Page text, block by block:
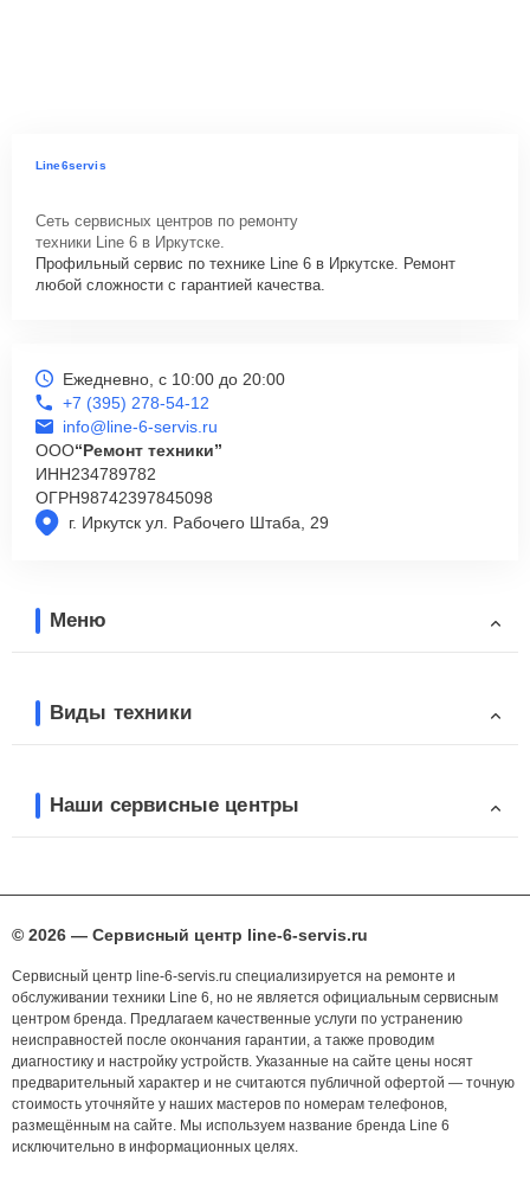
Line6servis
Сеть сервисных центров по ремонту
техники Line 6 в Иркутске.
Профильный сервис по технике Line 6 в Иркутске. Ремонт
любой сложности с гарантией качества.
г. Иркутск ул. Рабочего Штаба, 29
Ежедневно, с 10:00 до 20:00
+7 (395) 278-54-12
info@line-6-servis.ru
ООО“Ремонт техники”
ИНН234789782
ОГРН98742397845098
Меню
Виды техники
Наши сервисные центры
© 2026 — Сервисный центр line-6-servis.ru
Сервисный центр line-6-servis.ru специализируется на ремонте и
обслуживании техники Line 6, но не является официальным сервисным
центром бренда. Предлагаем качественные услуги по устранению
неисправностей после окончания гарантии, а также проводим
диагностику и настройку устройств. Указанные на сайте цены носят
предварительный характер и не считаются публичной офертой — точную
стоимость уточняйте у наших мастеров по номерам телефонов,
размещённым на сайте. Мы используем название бренда Line 6
исключительно в информационных целях.